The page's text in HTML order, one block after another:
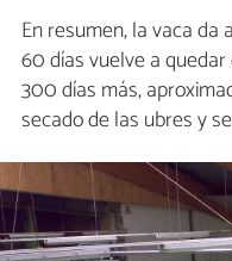
En resumen, la vaca da
60 días vuelve a
300 días más,
secado de las ubres y